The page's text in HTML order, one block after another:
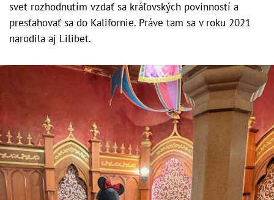
svet rozhodnutím vzdať sa kráľovských povinností a
presťahovať sa do Kalifornie. Práve tam sa v roku 2021
narodila aj Lilibet.